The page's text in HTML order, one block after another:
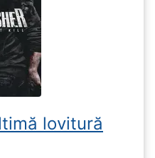
lovitură